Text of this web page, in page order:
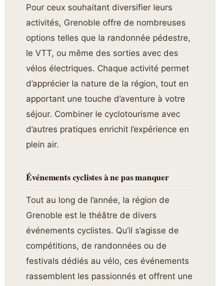
Pour ceux souhaitant diversifier leurs
activités, Grenoble offre de nombreuses
options telles que la randonnée pédestre,
le VTT, ou même des sorties avec des
vélos électriques. Chaque activité permet
d’apprécier la nature de la région, tout en
apportant une touche d’aventure à votre
séjour. Combiner le cyclotourisme avec
d’autres pratiques enrichit l’expérience en
plein air.
Événements cyclistes à ne pas manquer
Tout au long de l’année, la région de
Grenoble est le théâtre de divers
événements cyclistes. Qu’il s’agisse de
compétitions, de randonnées ou de
festivals dédiés au vélo, ces événements
rassemblent les passionnés et offrent une